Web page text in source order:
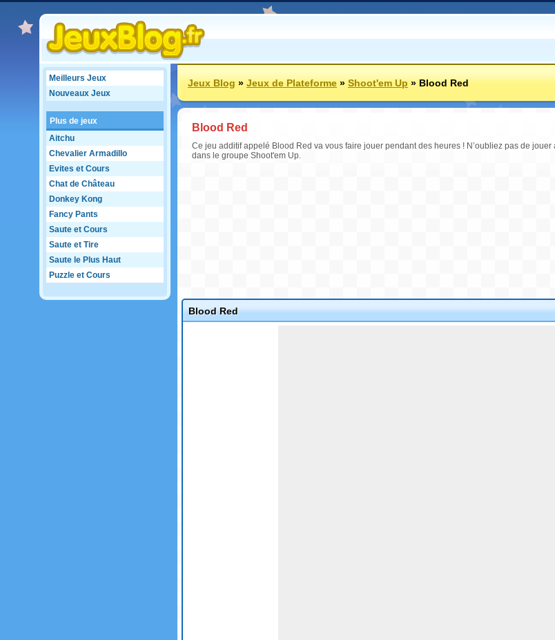
Meilleurs Jeux
Nouveaux Jeux
Plus de jeux
Aitchu
Chevalier Armadillo
Evites et Cours
Chat de Château
Donkey Kong
Fancy Pants
Saute et Cours
Saute et Tire
Saute le Plus Haut
Puzzle et Cours
Jeux Blog»Jeux de Plateforme»Shoot'em Up»Blood Red
Blood Red
Ce jeu additif appelé Blood Red va vous faire jouer pendant des heures ! N’oubliez pas de
dans le groupe Shoot'em Up.
Blood Red